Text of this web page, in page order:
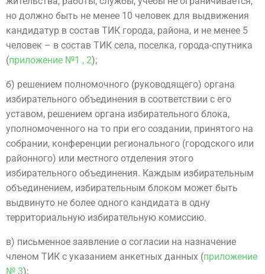
но должно быть не менее 10 человек для выдвижения
кандидатур в состав ТИК города, района, и не менее 5
человек – в состав ТИК села, поселка, города-спутника
(приложение №1 , 2);
б) решением полномочного (руководящего) органа
избирательного объединения в соответствии с его
уставом, решением органа избирательного блока,
уполномоченного на то при его создании, принятого на
собрании, конференции регионального (городского или
районного) или местного отделения этого
избирательного объединения. Каждым избирательным
объединением, избирательным блоком может быть
выдвинуто не более одного кандидата в одну
территориальную избирательную комиссию.
в) письменное заявление о согласии на назначение
членом ТИК с указанием анкетных данных (приложение
№ 3);